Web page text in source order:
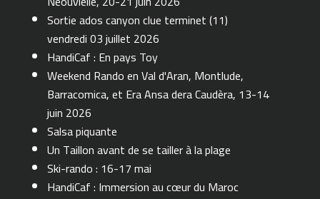
Sortie ados canyon clue terminet (11)
vendredi 03 juillet 2026
HandiCaf : En pays Toy
Weekend Rando en Val d'Aran, Montlude,
Barracomica, et Era Ansa dera Caudèra, 13-14
juin 2026
Salsa piquante
Un Taillon avant de se tailler à la plage
Ski-rando : 16-17 mai
HandiCaf : Immersion au cœur du Maroc